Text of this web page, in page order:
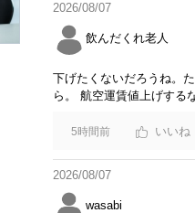
2026/08/07
飲んだくれ老人
下げたくないだろうね。
ら。 航空運賃値上げする
5時間前
2026/08/07
wasabi